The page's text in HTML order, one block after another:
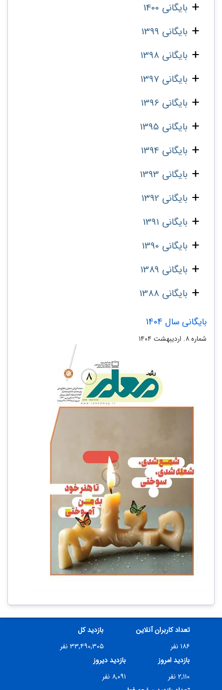
بایگانی 1400
بایگانی 1399
بایگانی 1398
بایگانی 1397
بایگانی 1396
بایگانی 1395
بایگانی 1394
بایگانی 1393
بایگانی 1392
بایگانی 1391
بایگانی 1390
بایگانی 1389
بایگانی 1388
بایگانی سال 1404
شماره ۸. اردیبهشت ۱۴۰۴
تعداد کاربران آنلاین
۱۸۶ نفر
بازدید کل
۳۳,۴۹۰,۳۰۵ نفر
بازدید امروز
۲,۱۱۰ نفر
بازدید دیروز
۸,۰۹۱ نفر